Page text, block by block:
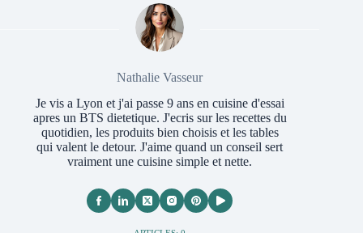
Nathalie Vasseur
Je vis a Lyon et j'ai passe 9 ans en cuisine d'essai
apres un BTS dietetique. J'ecris sur les recettes du
quotidien, les produits bien choisis et les tables
qui valent le detour. J'aime quand un conseil sert
vraiment une cuisine simple et nette.